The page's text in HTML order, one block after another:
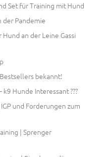
Set für Training mit Hund
Pandemie
an der Leine Gassi
bekannt!
Hunde Interessant ???
und Forderungen zum
| Sprenger